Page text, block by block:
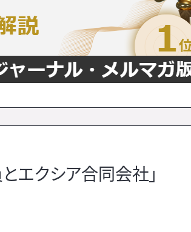
エクシア合同会社」